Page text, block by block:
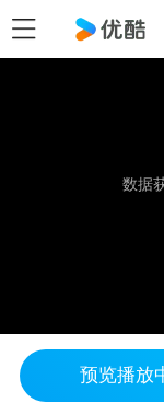
数据
预览播放